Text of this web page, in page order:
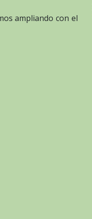
ampliando con el